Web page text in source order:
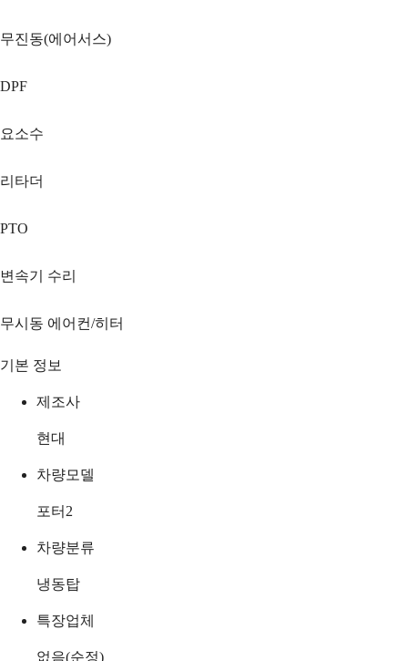
무진동(에어서스)
DPF
요소수
리타더
PTO
변속기 수리
무시동 에어컨/히터
기본 정보
제조사
현대
차량모델
포터2
차량분류
냉동탑
특장업체
없음(순정)